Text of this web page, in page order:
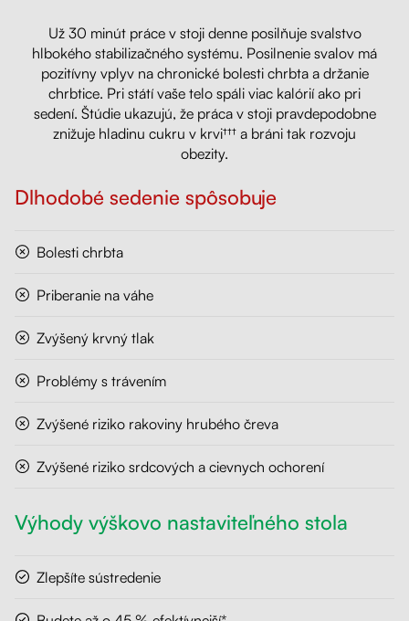
Už 30 minút práce v stoji denne posilňuje svalstvo
hlbokého stabilizačného systému. Posilnenie svalov má
pozitívny vplyv na chronické bolesti chrbta a držanie
chrbtice. Pri státí vaše telo spáli viac kalórií ako pri
sedení. Štúdie ukazujú, že práca v stoji pravdepodobne
znižuje hladinu cukru v krvi††† a bráni tak rozvoju
obezity.
Dlhodobé sedenie spôsobuje
Bolesti chrbta
Priberanie na váhe
Zvýšený krvný tlak
Problémy s trávením
Zvýšené riziko rakoviny hrubého čreva
Zvýšené riziko srdcových a cievnych ochorení
Výhody výškovo nastaviteľného stola
Zlepšíte sústredenie